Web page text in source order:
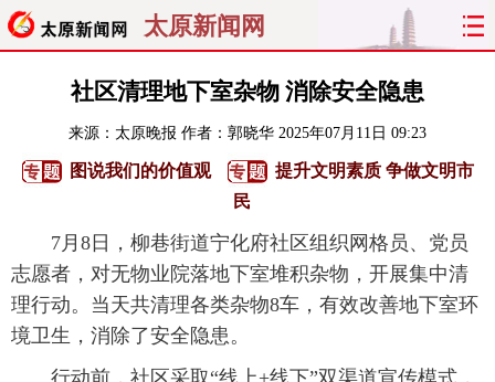
太原新闻网
首页 聚焦 太原 山西
经济 关注 文明 出行
旅游 理财 政务 教育
看天下 晋月读 最太原 网罗民生
社区清理地下室杂物 消除安全隐患
来源： 太原晚报 作者：郭晓华 2025年07月11日 09:23
图说我们的价值观
提升文明素质 争做文明市
民
7月8日，柳巷街道宁化府社区组织网格员、党员
志愿者，对无物业院落地下室堆积杂物，开展集中清
理行动。当天共清理各类杂物8车，有效改善地下室环
境卫生，消除了安全隐患。
行动前，社区采取“线上+线下”双渠道宣传模式，